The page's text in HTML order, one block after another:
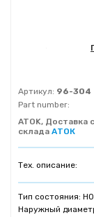
Артикул: 96-304
Part number:
ATOK, Доставка
склада АТОК
Тех. описание:
Тип состояния:
Наружный